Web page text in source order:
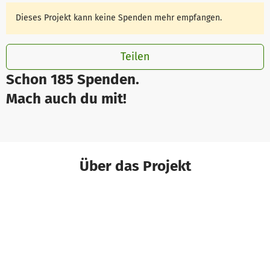
Schon 185 Spenden.
Mach auch du mit!
Dieses Projekt kann keine Spenden mehr empfangen.
Teilen
Über das Projekt